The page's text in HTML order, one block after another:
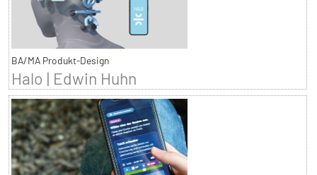
BA/MA Produkt-Design
Halo | Edwin Huhn